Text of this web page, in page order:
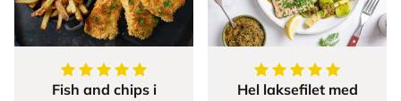
5av5stjerner
Fish and chips i
5av5stjerner
Hel laksefilet med